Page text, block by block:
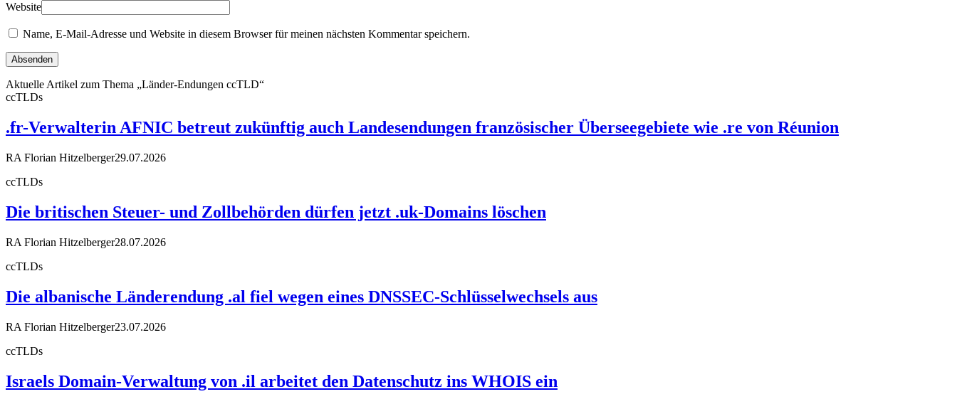
Website
Name, E-Mail-Adresse und Website in diesem Browser für meinen nächsten Kommentar speichern.
Aktuelle Artikel zum Thema „Länder-Endungen ccTLD“
ccTLDs
.fr-Verwalterin AFNIC betreut zukünftig auch Landesendungen französischer Überseegebiete wie .re von Réunion
RA Florian Hitzelberger29.07.2026
ccTLDs
Die britischen Steuer- und Zollbehörden dürfen jetzt .uk-Domains löschen
RA Florian Hitzelberger28.07.2026
ccTLDs
Die albanische Länderendung .al fiel wegen eines DNSSEC-Schlüsselwechsels aus
RA Florian Hitzelberger23.07.2026
ccTLDs
Israels Domain-Verwaltung von .il arbeitet den Datenschutz ins WHOIS ein